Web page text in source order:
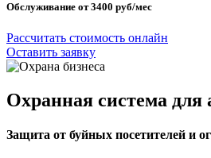
Обслуживание от 3400 руб/мес
Рассчитать стоимость онлайн
Оставить заявку
Охранная система
Защита от буйных посетителей и